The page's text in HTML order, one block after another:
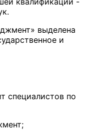
выделена
и
специалистов по